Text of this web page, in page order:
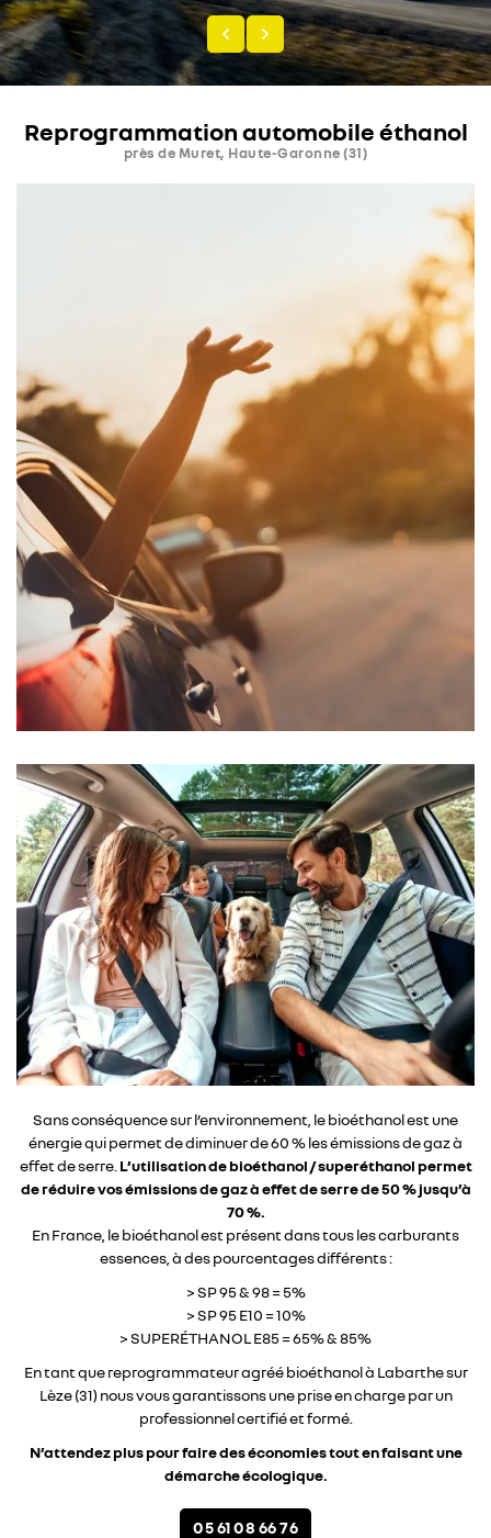
ACCUEIL
NEUFS
OCCASIONS
TUTOS
ACTU’
AVIS
CONTACT
05 61 08 66
Rejoignez-
Reprogrammation automobile éthanol
près de Muret, Haute-Garonne (31)
Sans conséquence sur l’environnement, le bioéthanol est une
énergie qui permet de diminuer de 60 % les émissions de gaz à
effet de serre. L’utilisation de bioéthanol / superéthanol permet
de réduire vos émissions de gaz à effet de serre de 50 % jusqu’à
70 %.
En France, le bioéthanol est présent dans tous les carburants
essences, à des pourcentages différents :
> SP 95 & 98 = 5%
> SP 95 E10 = 10%
> SUPERÉTHANOL E85 = 65% & 85%
En tant que reprogrammateur agréé bioéthanol à Labarthe sur
Lèze (31) nous vous garantissons une prise en charge par un
professionnel certifié et formé.
N’attendez plus pour faire des économies tout en faisant une
démarche écologique.
05 61 08 66 76